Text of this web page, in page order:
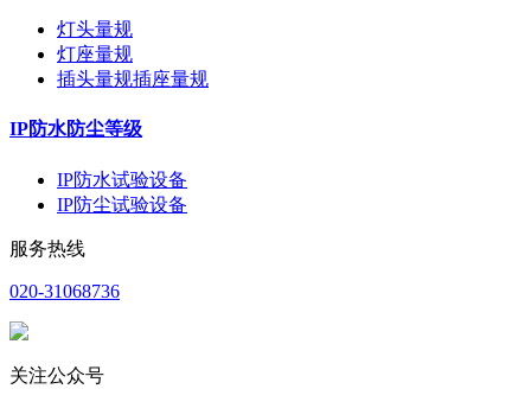
灯头量规
灯座量规
插头量规插座量规
IP防水防尘等级
IP防水试验设备
IP防尘试验设备
服务热线
020-31068736
关注公众号